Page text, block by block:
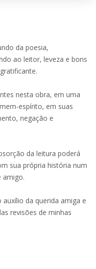
da poesia,
ao leitor, leveza e bons
nesta obra, em uma
espírito, em suas
negação e
da leitura poderá
sua própria história num
amigo.
da querida amiga e
revisões de minhas